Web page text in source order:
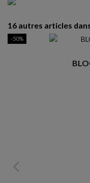
16 autres articles
-50%